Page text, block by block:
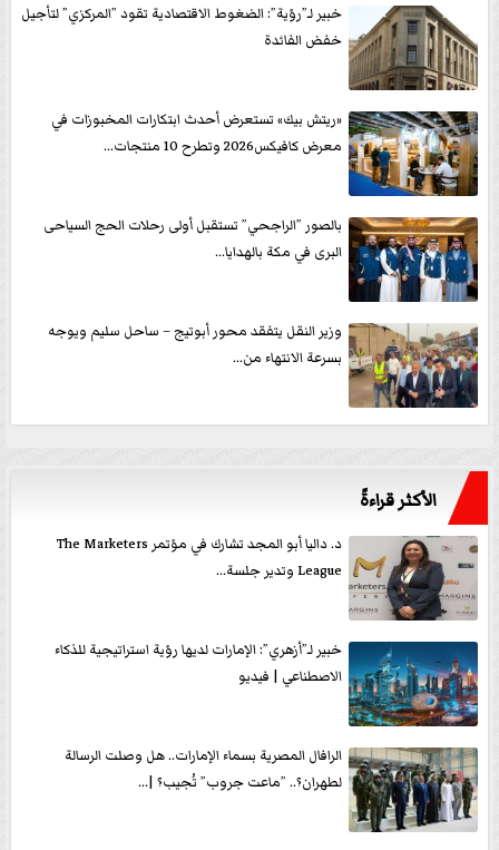
خبير لـ”رؤية”: الضغوط الاقتصادية تقود ”المركزي” لتأجيل
خفض الفائدة
«ريتش بيك» تستعرض أحدث ابتكارات المخبوزات في
معرض كافيكس2026 وتطرح 10 منتجات...
بالصور ”الراجحي” تستقبل أولى رحلات الحج السياحى
البرى في مكة بالهدايا...
وزير النقل يتفقد محور أبوتيج – ساحل سليم ويوجه
بسرعة الانتهاء من...
الأكثر قراءةً
د. داليا أبو المجد تشارك في مؤتمر The Marketers
League وتدير جلسة...
خبير لـ”أزهري”: الإمارات لديها رؤية استراتيجية للذكاء
الاصطناعي | فيديو
الرافال المصرية بسماء الإمارات.. هل وصلت الرسالة
لطهران؟.. ”ماعت جروب” تُجيب؟ |...